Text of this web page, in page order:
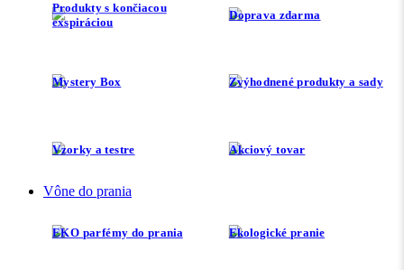
Produkty s končiacou
exspiráciou
Doprava zdarma
Mystery Box Zvýhodnené produkty a sady
Vzorky a testre Akciový tovar
Vône do prania
EKO parfémy do prania Ekologické pranie